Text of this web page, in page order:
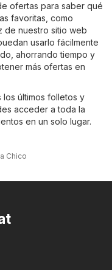
ofertas para saber qué
favoritas, como
de nuestro sitio web
usarlo fácilmente
ahorrando tiempo y
más ofertas en
últimos folletos y
acceder a toda la
en un solo lugar.
Chico